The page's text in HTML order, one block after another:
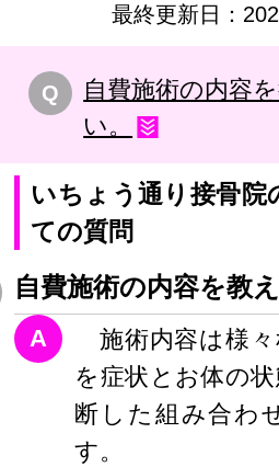
最終更新日：
Q
自費施術の内容
い。
いちょう通り接骨院
ての質問
自費施術の内容を教
A
施術内容は様々
を症状とお体の
断した組み合わ
す。